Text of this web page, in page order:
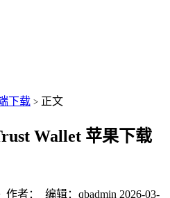
下载 > 正文
Wallet 苹果下载
作者： 编辑：qbadmin 2026-03-